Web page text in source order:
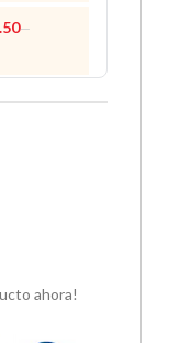
—
—
ahora!